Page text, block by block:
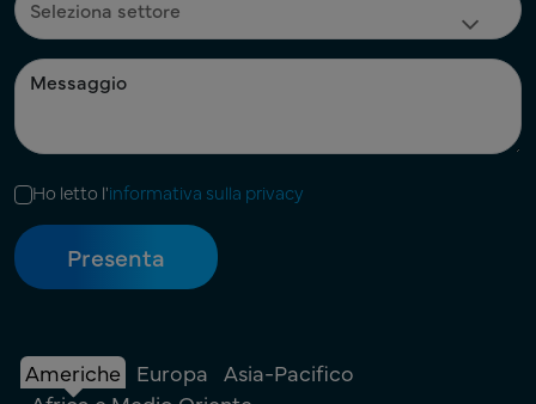
Ho letto l'informativa sulla privacy
Americhe Europa Asia-Pacifico